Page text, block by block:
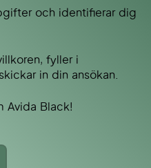
och identifierar dig
fyller i
in din ansökan.
Avida Black!